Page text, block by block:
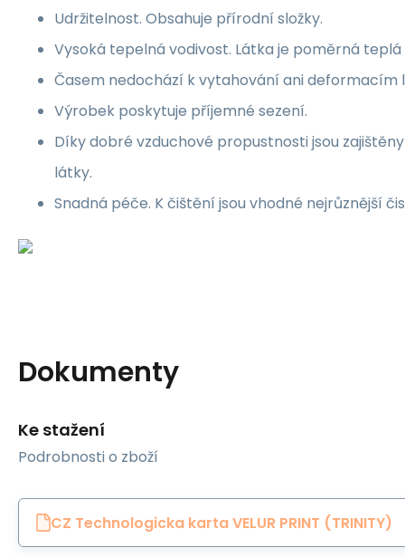
Udržitelnost. Obsahuje přírodní složky.
Vysoká tepelná vodivost. Látka je poměrná
Časem nedochází k vytahování ani deformacím
Výrobek poskytuje příjemné sezení.
Díky dobré vzduchové propustnosti jsou
látky.
Snadná péče. K čištění jsou vhodné nejrůznější
Dokumenty
Ke stažení
Podrobnosti o zboží
CZ Technologicka karta VELUR PRINT (TRINITY)